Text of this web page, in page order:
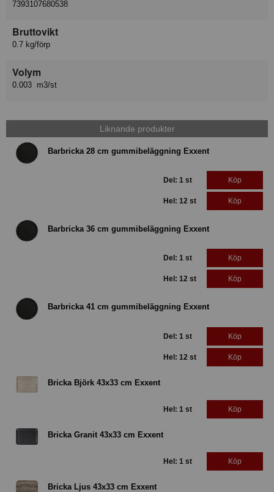
7393107680538
Bruttovikt
0.7 kg/förp
Volym
0.003 m3/st
Liknande produkter
Barbricka 28 cm gummibeläggning Exxent
Del: 1 st Köp
Hel: 12 st Köp
Barbricka 36 cm gummibeläggning Exxent
Del: 1 st Köp
Hel: 12 st Köp
Barbricka 41 cm gummibeläggning Exxent
Del: 1 st Köp
Hel: 12 st Köp
Bricka Björk 43x33 cm Exxent
Hel: 1 st Köp
Bricka Granit 43x33 cm Exxent
Hel: 1 st Köp
Bricka Ljus 43x33 cm Exxent